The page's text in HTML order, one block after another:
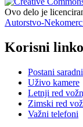
Ovo delo je
Autorstvo-
Korisni
Postani
Uživo kamere
Letnji red
Zimski red
Važni telefoni